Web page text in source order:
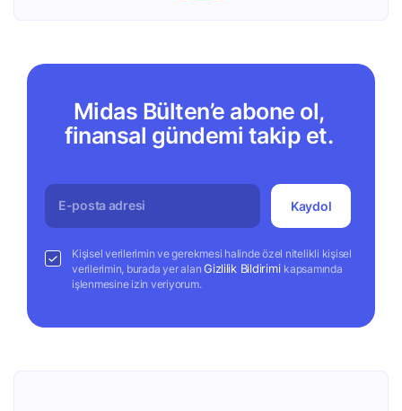
Midas Bülten’e abone ol,
finansal gündemi takip et.
Kaydol
Kişisel verilerimin ve gerekmesi halinde özel nitelikli kişisel
verilerimin, burada yer alanGizlilik Bildirimi kapsamında
işlenmesine izin veriyorum.